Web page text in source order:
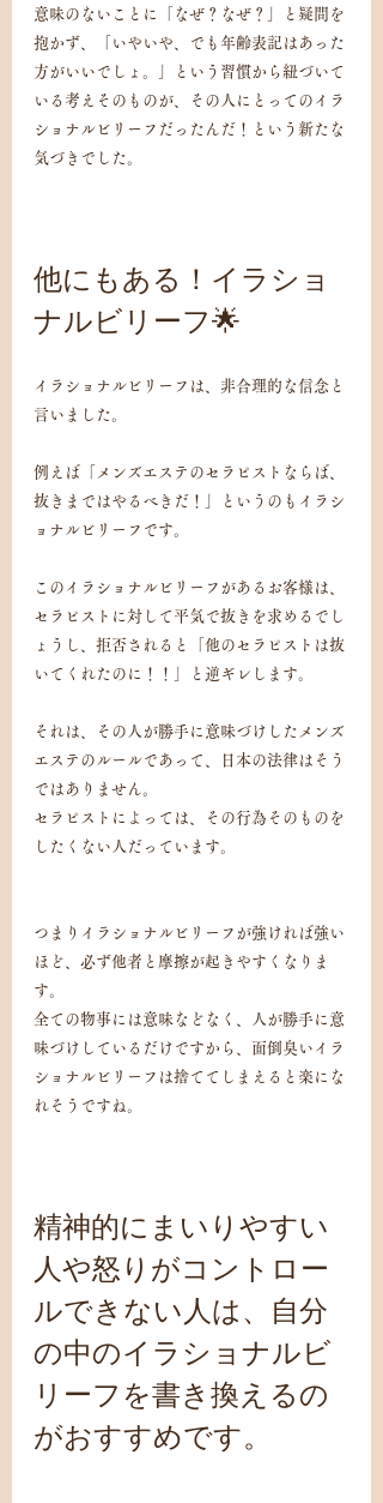
意味のないことに「なぜ？なぜ？」と疑問を
抱かず、「いやいや、でも年齢表記はあった
方がいいでしょ。」という習慣から紐づいて
いる考えそのものが、その人にとってのイラ
ショナルビリーフだったんだ！という新たな
気づきでした。
他にもある！イラショ
ナルビリーフ🌟
イラショナルビリーフは、非合理的な信念と
言いました。
例えば「メンズエステのセラピストならば、
抜きまではやるべきだ！」というのもイラシ
ョナルビリーフです。
このイラショナルビリーフがあるお客様は、
セラピストに対して平気で抜きを求めるでし
ょうし、拒否されると「他のセラピストは抜
いてくれたのに！！」と逆ギレします。
それは、その人が勝手に意味づけしたメンズ
エステのルールであって、日本の法律はそう
ではありません。
セラピストによっては、その行為そのものを
したくない人だっています。
つまりイラショナルビリーフが強ければ強い
ほど、必ず他者と摩擦が起きやすくなりま
す。
全ての物事には意味などなく、人が勝手に意
味づけしているだけですから、面倒臭いイラ
ショナルビリーフは捨ててしまえると楽にな
れそうですね。
精神的にまいりやすい
人や怒りがコントロー
ルできない人は、自分
の中のイラショナルビ
リーフを書き換えるの
がおすすめです。